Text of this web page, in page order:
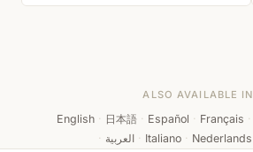
ALSO AVAILABLE IN
English · 日本語 · Español · Français ·
· العربية · Italiano · Nederlands